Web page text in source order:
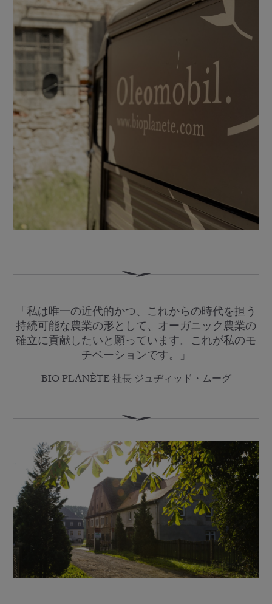
「私は唯一の近代的かつ、これからの時代を担う
持続可能な農業の形として、オーガニック農業の
確立に貢献したいと願っています。これが私のモ
チベーションです。」
- BIO PLANÈTE 社長 ジュヂィッド・ムーグ -